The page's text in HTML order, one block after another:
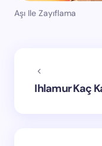
Aşı Ile Zayıflama
Ihlamur Kaç